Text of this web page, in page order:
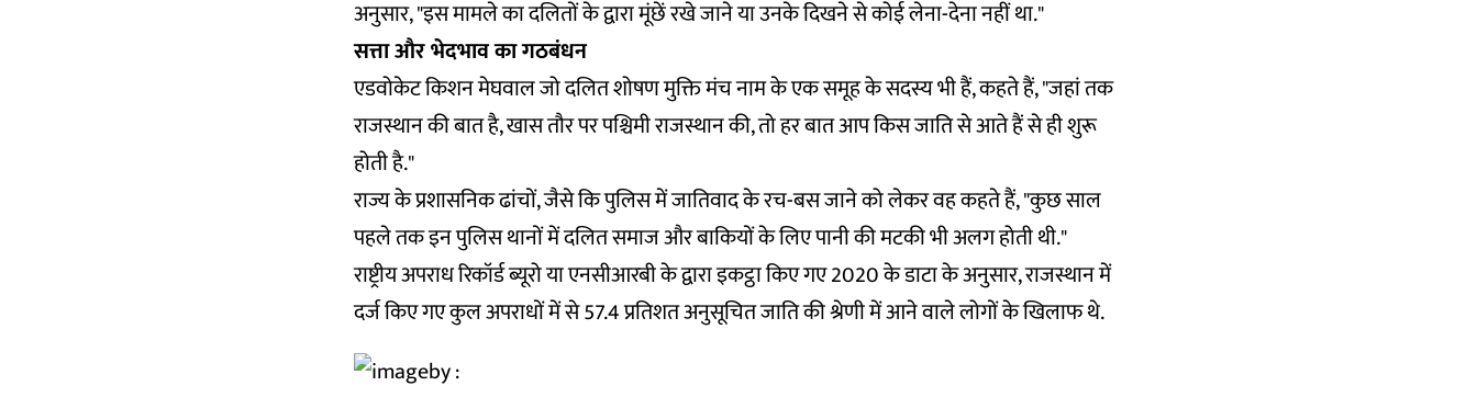
अनुसार, "इस मामले का दलितों के द्वारा मूंछें रखे जाने या उनके दिखने से कोई लेना-देना नहीं था."
सत्ता और भेदभाव का गठबंधन
एडवोकेट किशन मेघवाल जो दलित शोषण मुक्ति मंच नाम के एक समूह के सदस्य भी हैं, कहते हैं, "जहां तक
राजस्थान की बात है, खास तौर पर पश्चिमी राजस्थान की, तो हर बात आप किस जाति से आते हैं से ही शुरू
होती है."
राज्य के प्रशासनिक ढांचों, जैसे कि पुलिस में जातिवाद के रच-बस जाने को लेकर वह कहते हैं, "कुछ साल
पहले तक इन पुलिस थानों में दलित समाज और बाकियों के लिए पानी की मटकी भी अलग होती थी."
राष्ट्रीय अपराध रिकॉर्ड ब्यूरो या एनसीआरबी के द्वारा इकट्ठा किए गए 2020के डाटा के अनुसार, राजस्थान में
दर्ज किए गए कुल अपराधों में से 57.4 प्रतिशत अनुसूचित जाति की श्रेणी में आने वाले लोगों के खिलाफ थे.